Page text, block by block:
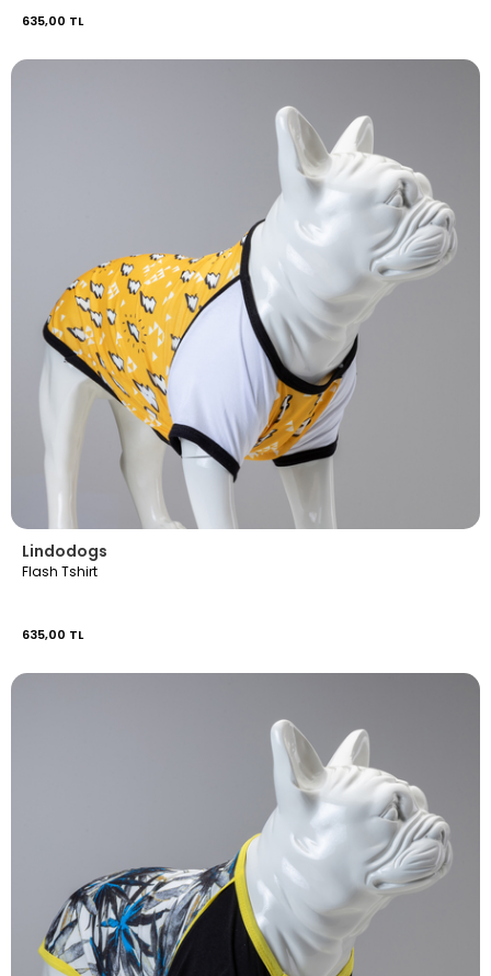
635,00 TL
Lindodogs
Flash Tshirt
635,00 TL